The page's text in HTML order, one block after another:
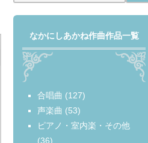
なかにしあかね作曲作品一覧
合唱曲 (127)
声楽曲 (53)
ピアノ・室内楽・その他
(36)